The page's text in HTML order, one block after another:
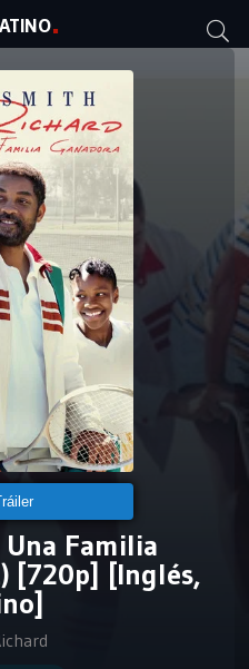
INO
Una Familia
[720p] [Inglés,